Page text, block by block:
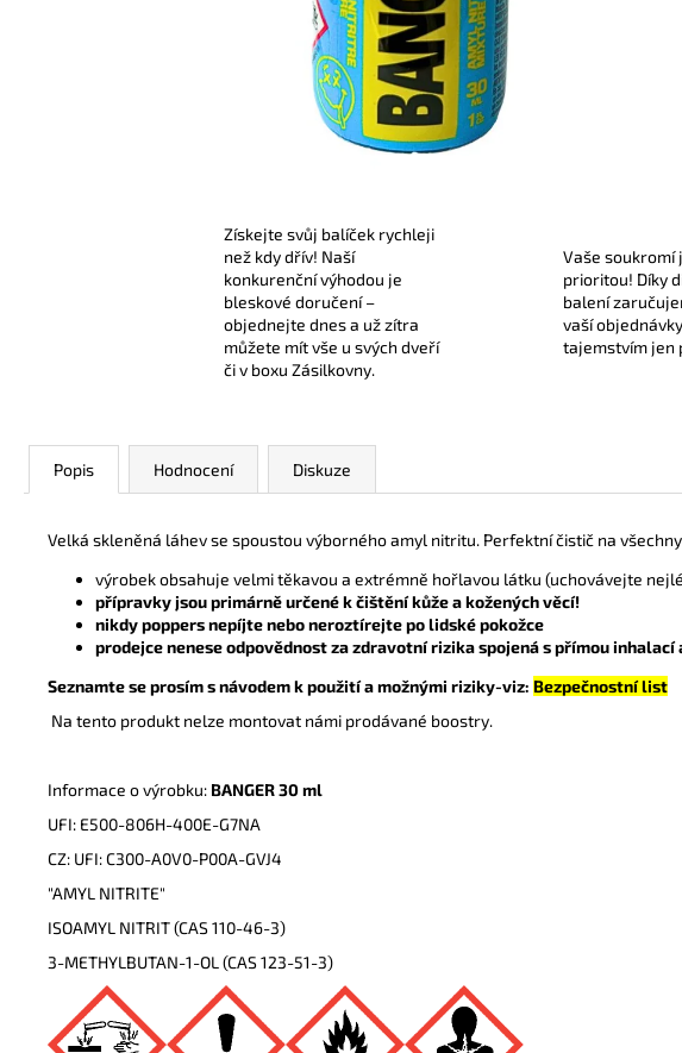
Získejte svůj balíček rychleji
než kdy dřív! Naší
konkurenční výhodou je
bleskové doručení –
objednejte dnes a už zítra
můžete mít vše u svých dveří
či v boxu Zásilkovny.
Vaše soukromí
prioritou! Díky
balení
vaší
tajemstvím jen
Popis Hodnocení Diskuze
Velká skleněná láhev se spoustou výborného amyl nitritu. Perfektní čistič na
výrobek obsahuje velmi těkavou a extrémně hořlavou látku (uchovávejte
přípravky jsou primárně určené k čištění kůže a kožených věcí!
nikdy poppers nepíjte nebo neroztírejte po lidské pokožce
prodejce nenese odpovědnost za zdravotní rizika spojená s přímou inhalací
Seznamte se prosím s návodem k použití a možnými riziky-viz: Bezpečnostní list
Na tento produkt nelze montovat námi prodávané boostry.
Informace o výrobku: BANGER30 ml
UFI: E500-806H-400E-G7NA
CZ: UFI: C300-A0V0-P00A-GVJ4
"AMYL NITRITE"
ISOAMYL NITRIT (CAS 110-46-3)
3-METHYLBUTAN-1-OL (CAS 123-51-3)